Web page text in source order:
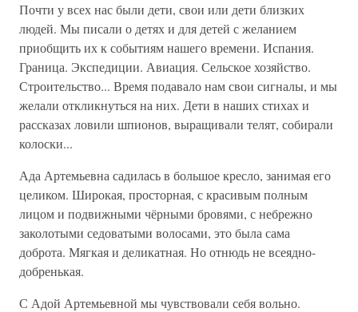
Почти у всех нас были дети, свои или дети близких
людей. Мы писали о детях и для детей с желанием
приобщить их к событиям нашего времени. Испания.
Граница. Экспедиции. Авиация. Сельское хозяйство.
Строительство... Время подавало нам свои сигналы, и мы
желали откликнуться на них. Дети в наших стихах и
рассказах ловили шпионов, выращивали телят, собирали
колоски...
Ада Артемьевна садилась в большое кресло, занимая его
целиком. Широкая, просторная, с красивым полным
лицом и подвижными чёрными бровями, с небрежно
заколотыми седоватыми волосами, это была сама
доброта. Мягкая и деликатная. Но отнюдь не всеядно-
добренькая.
С Адой Артемьевной мы чувствовали себя вольно.